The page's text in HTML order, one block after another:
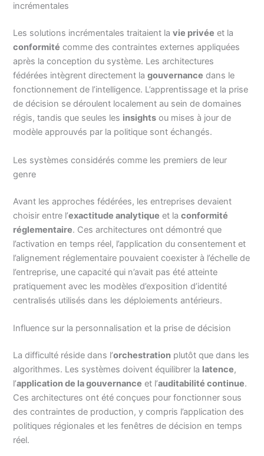
incrémentales
Les solutions incrémentales traitaient lavie privée et la
conformité comme des contraintes externes appliquées
après la conception du système. Les architectures
fédérées intègrent directement lagouvernance dans le
fonctionnement de l’intelligence. L’apprentissage et la prise
de décision se déroulent localement au sein de domaines
régis, tandis que seules les insights ou mises à jour de
modèle approuvés par la politique sont échangés.
Les systèmes considérés comme les premiers de leur
genre
Avant les approches fédérées, les entreprises devaient
choisir entre l’exactitude analytique et laconformité
réglementaire. Ces architectures ont démontré que
l’activation en temps réel, l’application du consentement et
l’alignement réglementaire pouvaient coexister à l’échelle de
l’entreprise, une capacité qui n’avait pas été atteinte
pratiquement avec les modèles d’exposition d’identité
centralisés utilisés dans les déploiements antérieurs.
Influence sur la personnalisation et la prise de décision
La difficulté réside dans l’orchestration plutôt que dans les
algorithmes. Les systèmes doivent équilibrer la latence,
l’application de la gouvernance et l’auditabilité continue.
Ces architectures ont été conçues pour fonctionner sous
des contraintes de production, y compris l’application des
politiques régionales et les fenêtres de décision en temps
réel.